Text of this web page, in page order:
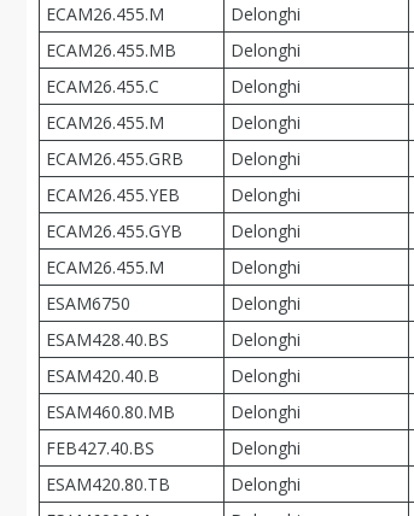
ECAM26.455.M
Delonghi
ECAM26.455.MB
Delonghi
ECAM26.455.C
Delonghi
ECAM26.455.M
Delonghi
ECAM26.455.GRB
Delonghi
ECAM26.455.YEB
Delonghi
ECAM26.455.GYB
Delonghi
ECAM26.455.M
Delonghi
ESAM6750
Delonghi
ESAM428.40.BS
Delonghi
ESAM420.40.B
Delonghi
ESAM460.80.MB
Delonghi
FEB427.40.BS
Delonghi
ESAM420.80.TB
Delonghi